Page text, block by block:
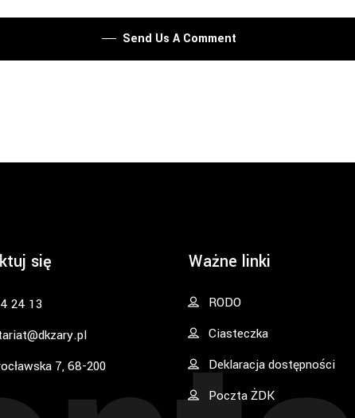
Send Us A Comment
się
24 13
7, 68-200
Ważne linki
RODO
Ciasteczka
Deklaracja dostępności
Poczta ŻDK